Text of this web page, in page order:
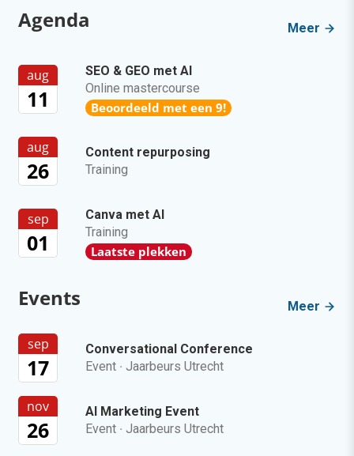
Agenda Meer
aug
11
SEO & GEO met AI
Online mastercourse
Beoordeeld met een 9!
aug
26
Content repurposing
Training
sep
01
Canva met AI
Training
Laatste plekken
Events Meer
sep
17
Conversational Conference
Event · Jaarbeurs Utrecht
nov
26
AI Marketing Event
Event · Jaarbeurs Utrecht